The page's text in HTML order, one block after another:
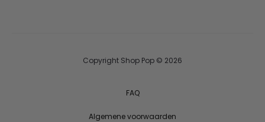
Copyright Shop Pop © 2026
FAQ
Algemene voorwaarden